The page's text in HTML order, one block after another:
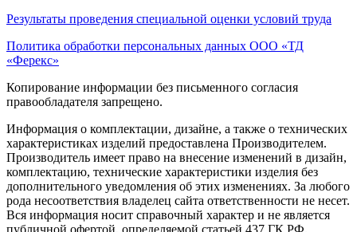
Результаты проведения специальной оценки условий труда
Политика обработки персональных данных ООО «ТД
«Ферекс»
Копирование информации без письменного согласия
правообладателя запрещено.
Информация о комплектации, дизайне, а также о технических
характеристиках изделий предоставлена Производителем.
Производитель имеет право на внесение изменений в дизайн,
комплектацию, технические характеристики изделия без
дополнительного уведомления об этих изменениях. За любого
рода несоответствия владелец сайта ответственности не несет.
Вся информация носит справочный характер и не является
публичной офертой, определяемой статьей 437 ГК РФ.